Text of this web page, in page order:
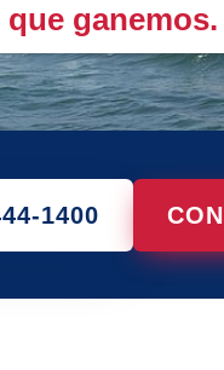
ganemos.
1400